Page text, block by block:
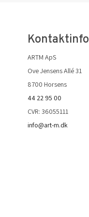
Kontaktinfo
ARTM ApS
Ove Jensens Allé 31
8700 Horsens
44 22 95 00
CVR: 36055111
info@art-m.dk